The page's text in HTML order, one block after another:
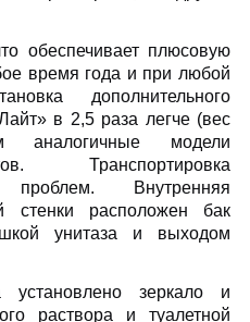
обеспечивает плюсовую
время года и при любой
дополнительного
в 2,5 раза легче (вес
модели
Транспортировка
Внутренняя
стенки расположен бак
унитаза и выходом
зеркало и
раствора и туалетной